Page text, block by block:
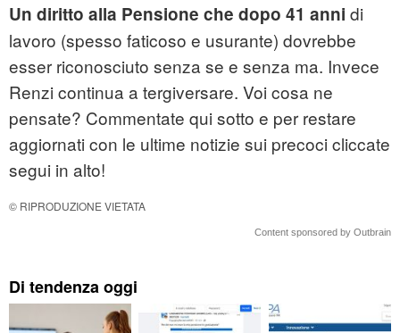
Un diritto alla Pensione che dopo 41 anni di
lavoro (spesso faticoso e usurante) dovrebbe
esser riconosciuto senza se e senza ma. Invece
Renzi continua a tergiversare. Voi cosa ne
pensate? Commentate qui sotto e per restare
aggiornati con le ultime notizie sui precoci cliccate
segui in alto!
© RIPRODUZIONE VIETATA
Content sponsored by Outbrain
Di tendenza oggi